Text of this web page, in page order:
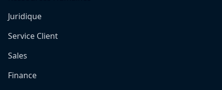
Juridique
Service Client
Sales
Finance